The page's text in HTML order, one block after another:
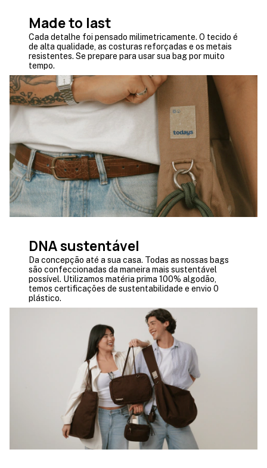
Made to last
Cada detalhe foi pensado milimetricamente. O tecido é
de alta qualidade, as costuras reforçadas e os metais
resistentes. Se prepare para usar sua bag por muito
tempo.
DNA sustentável
Da concepção até a sua casa. Todas as nossas bags
são confeccionadas da maneira mais sustentável
possível. Utilizamos matéria prima 100% algodão,
temos certificações de sustentabilidade e envio 0
plástico.